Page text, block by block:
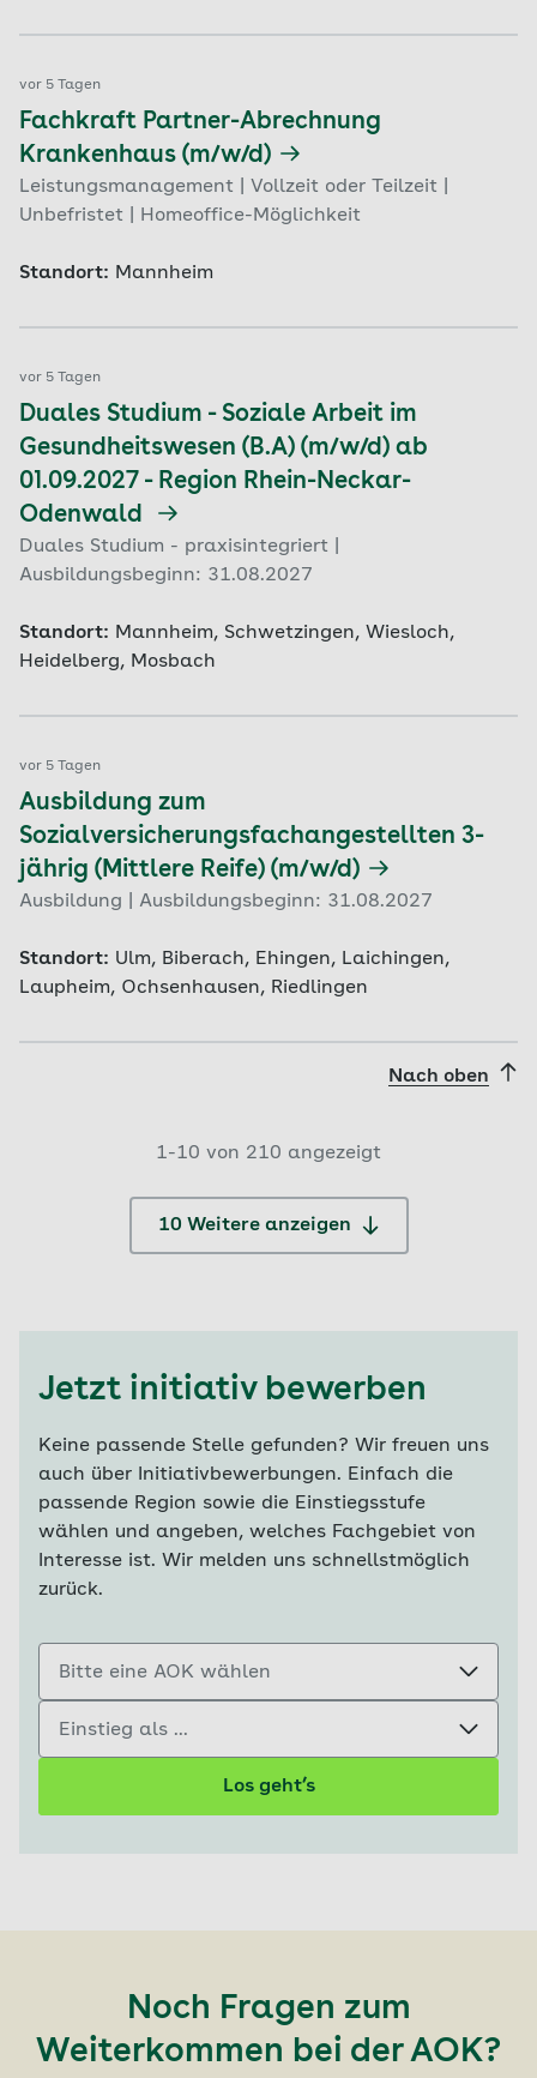
vor 5 Tagen
Fachkraft Partner-Abrechnung
Krankenhaus (m/w/d)
Leistungsmanagement | Vollzeit oder Teilzeit |
Unbefristet | Homeoffice-Möglichkeit
Standort: Mannheim
vor 5 Tagen
Duales Studium - Soziale Arbeit im
Gesundheitswesen (B.A) (m/w/d) ab
01.09.2027 - Region Rhein-Neckar-
Odenwald
Duales Studium - praxisintegriert |
Ausbildungsbeginn: 31.08.2027
Standort: Mannheim, Schwetzingen, Wiesloch,
Heidelberg, Mosbach
vor 5 Tagen
Ausbildung zum
Sozialversicherungsfachangestellten 3-
jährig (Mittlere Reife) (m/w/d)
Ausbildung | Ausbildungsbeginn: 31.08.2027
Standort: Ulm, Biberach, Ehingen, Laichingen,
Laupheim, Ochsenhausen, Riedlingen
Nach oben
1-10 von 210 angezeigt
10 Weitere anzeigen
Jetzt initiativ bewerben
Keine passende Stelle gefunden? Wir freuen uns
auch über Initiativbewerbungen. Einfach die
passende Region sowie die Einstiegsstufe
wählen und angeben, welches Fachgebiet von
Interesse ist. Wir melden uns schnellstmöglich
zurück.
Los geht’s
Noch Fragen zum
Weiterkommen bei der AOK?